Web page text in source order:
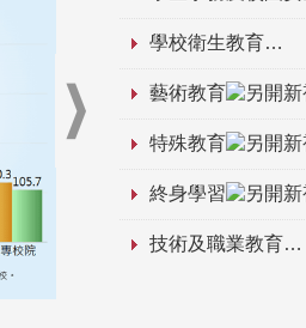
學校衛生教育
藝術教育
特殊教育
終身學習
技術及職業教育